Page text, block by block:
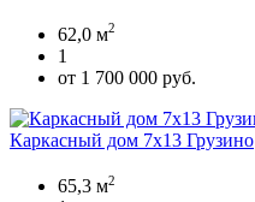
62,0 м2
1
от 1 700 000 руб.
Каркасный дом 7х13 Грузино
65,3 м2